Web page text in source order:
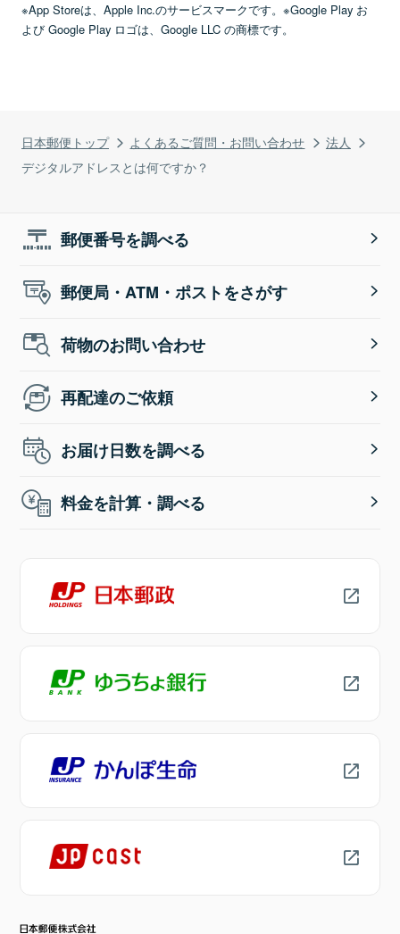
日本郵便トップ よくあるご質問・お問い合わせ
法人
デジタルアドレスとは何ですか？
※App Storeは、Apple Inc.のサービスマークです。※Google Play お
よび Google Play ロゴは、Google LLC の商標です。
郵便番号を調べる
郵便局・ATM・ポストをさがす
荷物のお問い合わせ
再配達のご依頼
お届け日数を調べる
料金を計算・調べる